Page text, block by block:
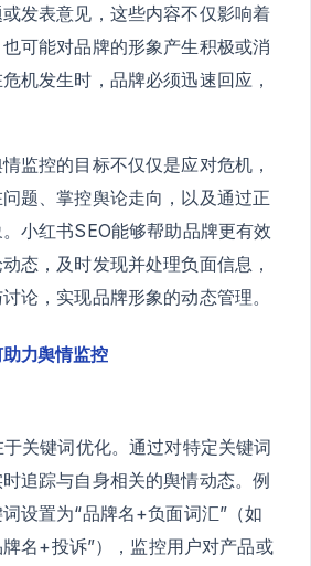
发表意见，这些内容不仅影响着
可能对品牌的形象产生积极或消
机发生时，品牌必须迅速回应，
监控的目标不仅仅是应对危机，
题、掌控舆论走向，以及通过正
小红书SEO能够帮助品牌更有效
态，及时发现并处理负面信息，
论，实现品牌形象的动态管理。
力舆情监控
关键词优化。通过对特定关键词
追踪与自身相关的舆情动态。例
设置为“品牌名+负面词汇”（如
名+投诉”），监控用户对产品或